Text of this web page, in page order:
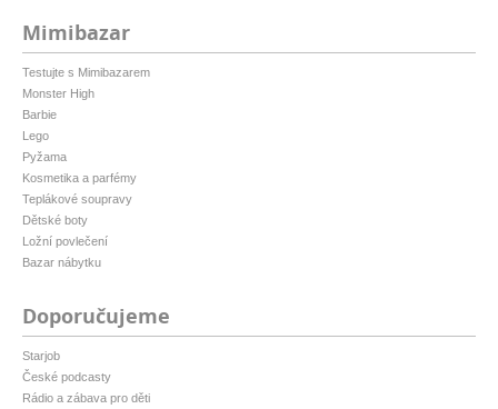
Mimibazar
Testujte s Mimibazarem
Monster High
Barbie
Lego
Pyžama
Kosmetika a parfémy
Teplákové soupravy
Dětské boty
Ložní povlečení
Bazar nábytku
Doporučujeme
Starjob
České podcasty
Rádio a zábava pro děti